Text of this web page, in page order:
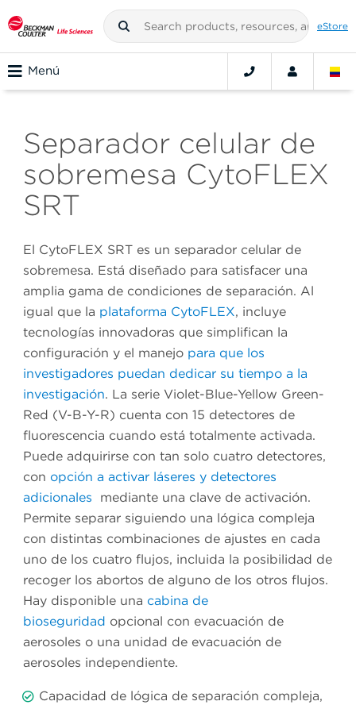
eStore
Menú
Separador celular de
sobremesa CytoFLEX
SRT
El CytoFLEX SRT es un separador celular de
sobremesa. Está diseñado para satisfacer una
amplia gama de condiciones de separación. Al
igual que la plataforma CytoFLEX, incluye
tecnologías innovadoras que simplifican la
configuración y el manejo para que los
investigadores puedan dedicar su tiempo a la
investigación. La serie Violet-Blue-Yellow Green-
Red (V-B-Y-R) cuenta con 15 detectores de
fluorescencia cuando está totalmente activada.
Puede adquirirse con tan solo cuatro detectores,
con opción a activar láseres y detectores
adicionales mediante una clave de activación.
Permite separar siguiendo una lógica compleja
con distintas combinaciones de ajustes en cada
uno de los cuatro flujos, incluida la posibilidad de
recoger los abortos de alguno de los otros flujos.
Hay disponible una cabina de
bioseguridad opcional con evacuación de
aerosoles o una unidad de evacuación de
aerosoles independiente.
Capacidad de lógica de separación compleja,